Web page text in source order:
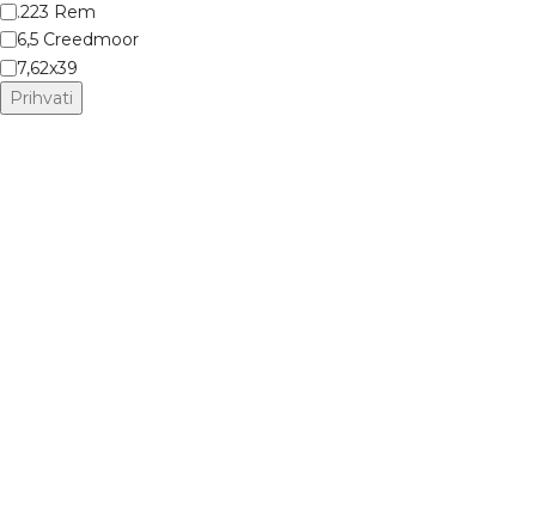
.223 Rem
6,5 Creedmoor
7,62x39
Prihvati